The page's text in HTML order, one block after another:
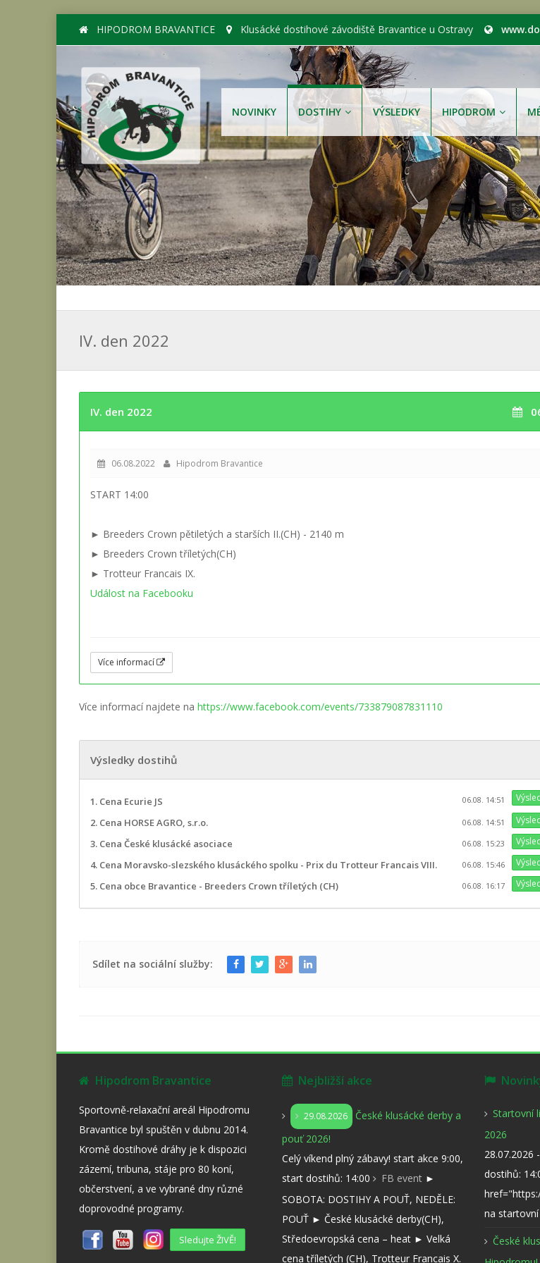
HIPODROM BRAVANTICE Klusácké dostihové závodiště Bravantice u Ostravy
NOVINKY DOSTIHY VÝSLEDKY HIPODROM
IV. den 2022
IV. den 2022
06.08.2022 Hipodrom Bravantice
START 14:00
► Breeders Crown pětiletých a starších II.(CH) - 2140 m
► Breeders Crown tříletých(CH)
► Trotteur Francais IX.
Událost na Facebooku
Více informací
Více informací najdete na https://www.facebook.com/events/733879087831110
Výsledky dostihů
06.08. 14:51
1. Cena Ecurie JS
06.08. 14:51
2. Cena HORSE AGRO, s.r.o.
06.08. 15:23
3. Cena České klusácké asociace
06.08. 15:46
4. Cena Moravsko-slezského klusáckého spolku - Prix du Trotteur Francais VIII.
06.08. 16:17
5. Cena obce Bravantice - Breeders Crown tříletých (CH)
Sdílet na sociální služby:
Hipodrom Bravantice
Sportovně-relaxační areál Hipodromu
Bravantice byl spuštěn v dubnu 2014.
Kromě dostihové dráhy je k dispozici
zázemí, tribuna, stáje pro 80 koní,
občerstvení, a ve vybrané dny různé
doprovodné programy.
Sledujte ŽIVĚ!
Nejbližší akce
29.08.2026
České klusácké derby a
pouť 2026!
Celý víkend plný zábavy! start akce 9:00,
start dostihů: 14:00
FB event►
SOBOTA: DOSTIHY A POUŤ, NEDĚLE:
POUŤ ► České klusácké derby(CH),
Středoevropská cena – heat ► Velká
cena tříletých (CH), Trotteur Francais X.
Startovní
2026
28.07.2026
dostihů:
na
České